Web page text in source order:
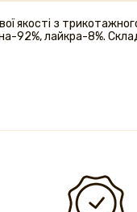
якості з
92%, лайкра-8%.